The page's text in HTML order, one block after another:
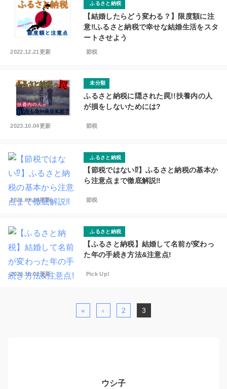
ふるさと納税
【結婚したらどう変わる？】限度額に注
意‼︎ふるさと納税で幸せな結婚生活をスタ
ートさせよう
2022.12.21更新 節税
未分類
ふるさと納税に隠された罠!!扶養内の人
が損をしないためには?
2023.10.04更新 節税
ふるさと納税
【節税ではない⁉︎】ふるさと納税の基本か
ら注意点まで徹底解説‼︎
2021.03.24更新 節税
ふるさと納税
【ふるさと納税】結婚して名前が変わっ
た年の手続き方法&注意点!
2023.10.02更新 Pick Up!
« ‹ 2 3
ウシ子